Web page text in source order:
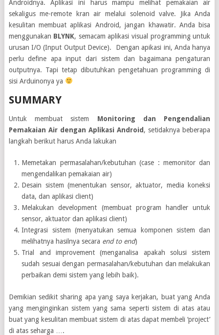
Androidnya. Aplikasi ini harus mampu melihat pemakaian air
sekaligus me-remote kran air melalui solenoid valve. Jika Anda
kesulitan membuat aplikasi Android, jangan khawatir. Anda bisa
menggunakan BLYNK, semacam aplikasi visual programming untuk
urusan I/O (Input Output Device). Dengan apikasi ini, Anda hanya
perlu define apa input dari sistem dan bagaimana pengaturan
outputnya. Tapi tetap dibutuhkan pengetahuan programming di
sisi Arduinonya ya
SUMMARY
Untuk membuat sistem Monitoring dan Pengendalian
Pemakaian Air dengan Aplikasi Android, setidaknya beberapa
langkah berikut harus Anda lakukan
Memetakan permasalahan/kebutuhan (case : memonitor dan
mengendalikan pemakaian air)
Desain sistem (menentukan sensor, aktuator, media koneksi
data, dan aplikasi client)
Melakukan development (membuat program handler untuk
sensor, aktuator dan aplikasi client)
Integrasi sistem (menyatukan semua komponen sistem dan
melihatnya hasilnya secara end to end)
Trial and improvement (menganalisa apakah solusi sistem
sudah sesuai dengan permasalahan/kebutuhan dan melakukan
perbaikan demi sistem yang lebih baik).
Demikian sedikit sharing apa yang saya kerjakan, buat yang Anda
yang menginginkan sistem yang sama seperti sistem di atas atau
buat yang kesulitan membuat sistem di atas dapat membeli ‘project’
di atas seharga ….